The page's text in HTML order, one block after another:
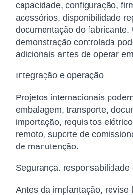
capacidade, configuração,
acessórios, disponibilidade
documentação do fabricante.
demonstração controlada
adicionais antes de operar
Integração e operação
Projetos internacionais
embalagem, transporte,
importação, requisitos
remoto, suporte de
de manutenção.
Segurança, responsabilidade
Antes da implantação, revise